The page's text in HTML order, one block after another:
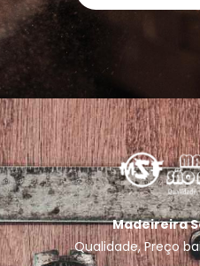
Madeireira
Qualidade, Preço